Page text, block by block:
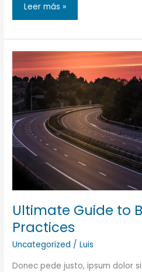
Salmon
Fish
with
Floating
Cages
Leer más »
Ultimate Guide to
Practices
Uncategorized /Luis
Donec pede justo, ipsum dolor